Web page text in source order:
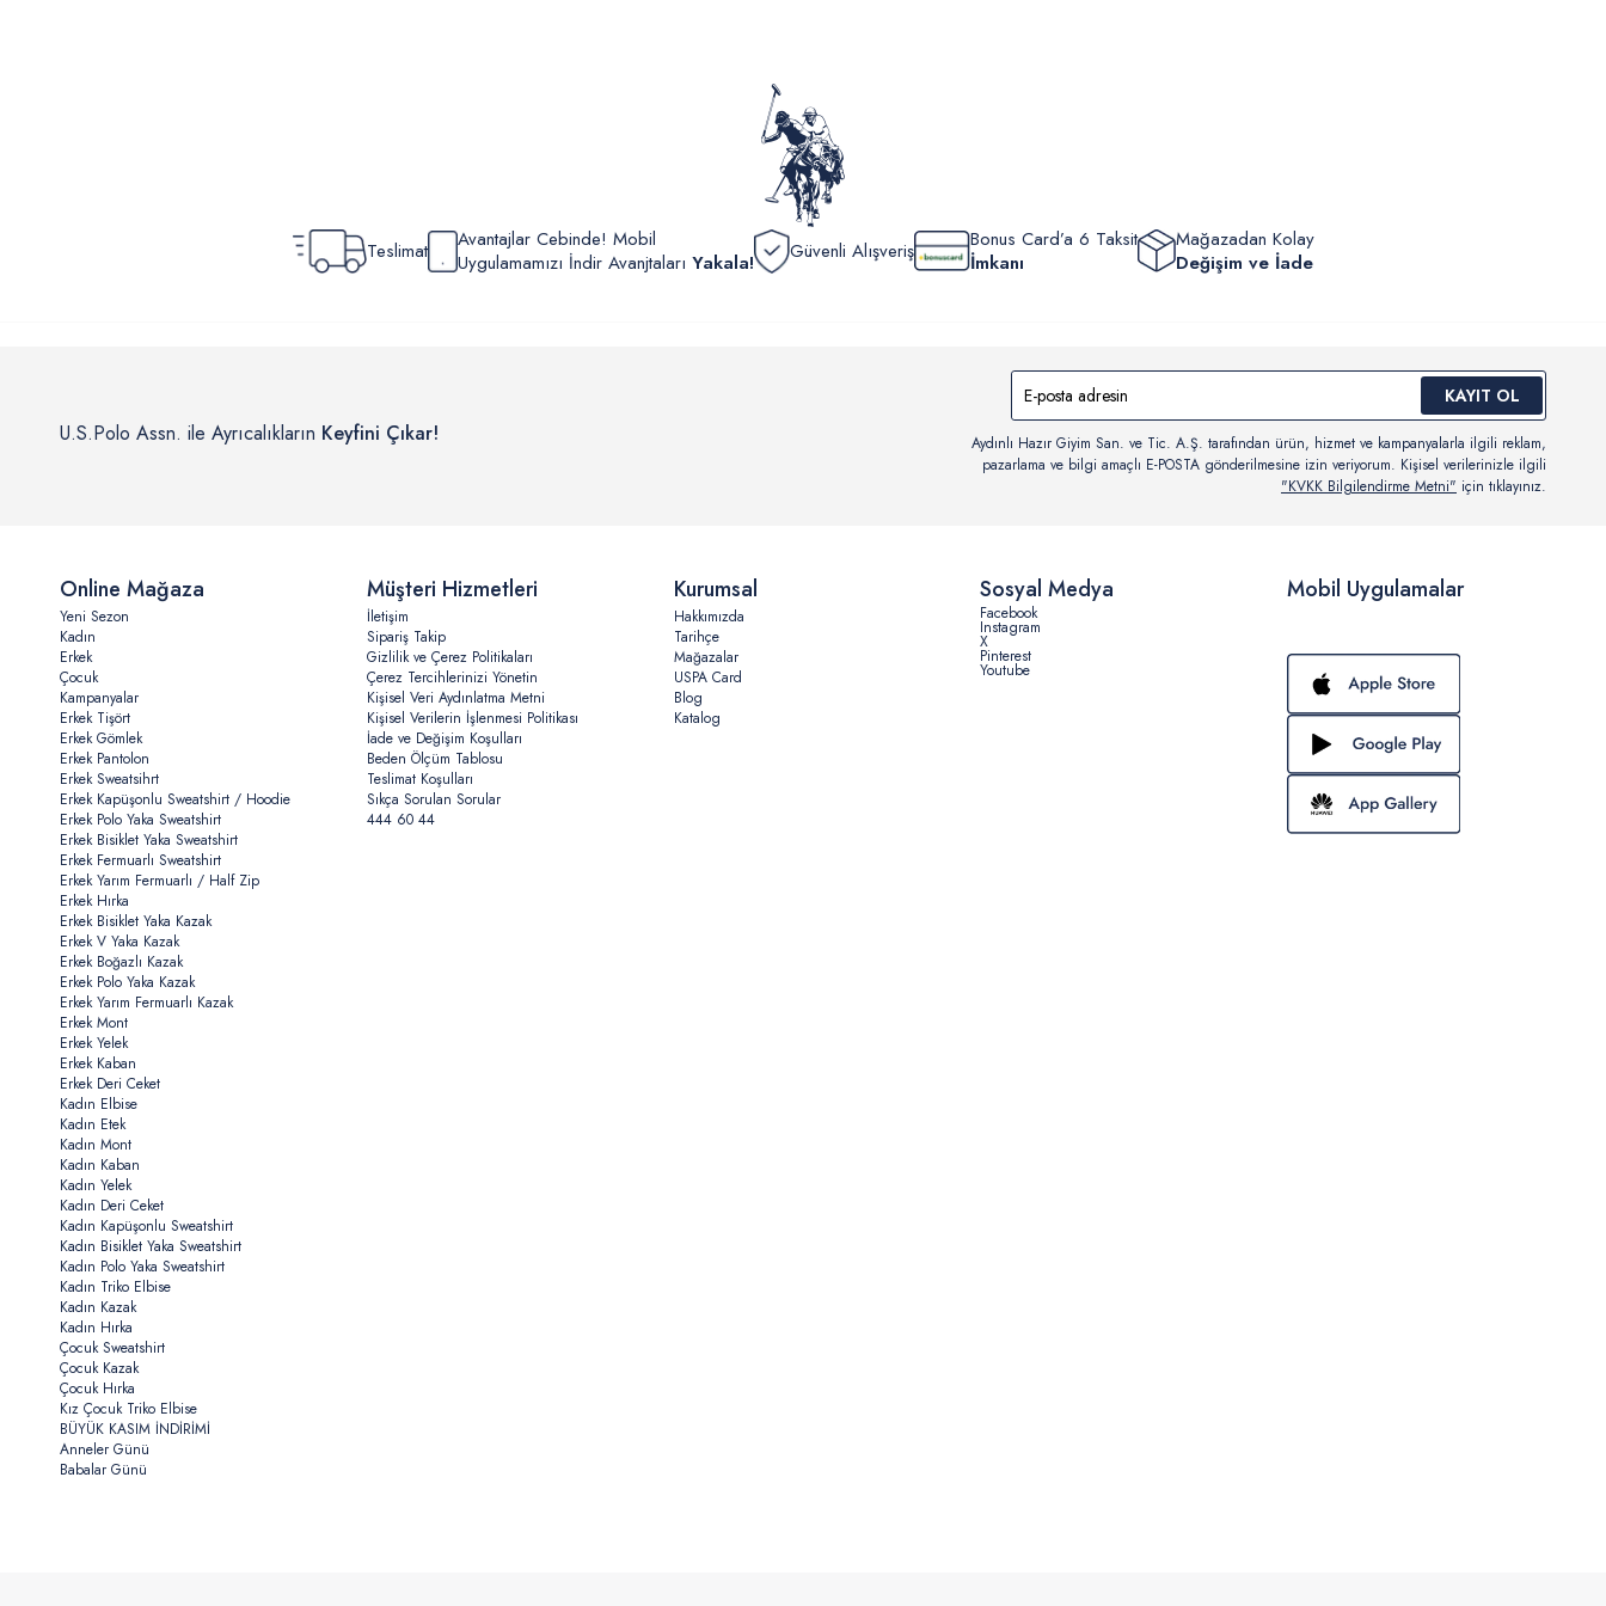
Teslimat
Avantajlar Cebinde! Mobil
Uygulamamızı İndir Avanjtaları Yakala! Güvenli Alışveriş
Bonus Card’a 6 Taksit
İmkanı
Mağazadan Kolay
Değişim ve İade
U.S.Polo Assn. ile Ayrıcalıkların Keyfini Çıkar!
KAYIT OL
Aydınlı Hazır Giyim San. ve Tic. A.Ş. tarafından ürün, hizmet ve kampanyalarla ilgili reklam,
pazarlama ve bilgi amaçlı E-POSTA gönderilmesine izin veriyorum. Kişisel verilerinizle ilgili
"KVKK Bilgilendirme Metni" için tıklayınız.
Mobil Uygulamalar
Online Mağaza
Yeni Sezon
Kadın
Erkek
Çocuk
Kampanyalar
Erkek Tişört
Erkek Gömlek
Erkek Pantolon
Erkek Sweatsihrt
Erkek Kapüşonlu Sweatshirt / Hoodie
Erkek Polo Yaka Sweatshirt
Erkek Bisiklet Yaka Sweatshirt
Erkek Fermuarlı Sweatshirt
Erkek Yarım Fermuarlı / Half Zip
Erkek Hırka
Erkek Bisiklet Yaka Kazak
Erkek V Yaka Kazak
Erkek Boğazlı Kazak
Erkek Polo Yaka Kazak
Erkek Yarım Fermuarlı Kazak
Erkek Mont
Erkek Yelek
Erkek Kaban
Erkek Deri Ceket
Kadın Elbise
Kadın Etek
Kadın Mont
Kadın Kaban
Kadın Yelek
Kadın Deri Ceket
Kadın Kapüşonlu Sweatshirt
Kadın Bisiklet Yaka Sweatshirt
Kadın Polo Yaka Sweatshirt
Kadın Triko Elbise
Kadın Kazak
Kadın Hırka
Çocuk Sweatshirt
Çocuk Kazak
Çocuk Hırka
Kız Çocuk Triko Elbise
BÜYÜK KASIM İNDİRİMİ
Anneler Günü
Babalar Günü
Müşteri Hizmetleri
İletişim
Sipariş Takip
Gizlilik ve Çerez Politikaları
Çerez Tercihlerinizi Yönetin
Kişisel Veri Aydınlatma Metni
Kişisel Verilerin İşlenmesi Politikası
İade ve Değişim Koşulları
Beden Ölçüm Tablosu
Teslimat Koşulları
Sıkça Sorulan Sorular
444 60 44
Kurumsal
Hakkımızda
Tarihçe
Mağazalar
USPA Card
Blog
Katalog
Sosyal Medya
Facebook
Instagram
X
Pinterest
Youtube